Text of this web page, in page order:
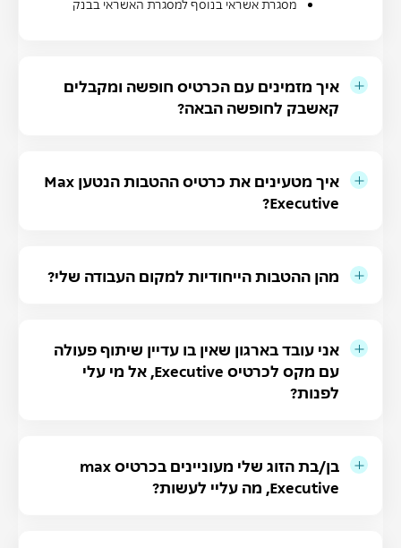
מסגרת אשראי בנוסף למסגרת האשראי בבנק
איך מזמינים עם הכרטיס חופשה ומקבלים
קאשבק לחופשה הבאה?
איך מטעינים את כרטיס ההטבות הנטען Max
Executive?
מהן ההטבות הייחודיות למקום העבודה שלי?
אני עובד בארגון שאין בו עדיין שיתוף פעולה
עם מקס לכרטיס Executive, אל מי עלי
לפנות?
בן/בת הזוג שלי מעוניינים בכרטיס max
Executive, מה עליי לעשות?